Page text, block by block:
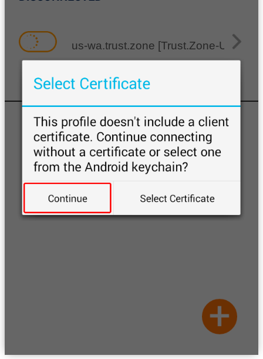
us-wa.trust.zone [Trust.Zone-United-